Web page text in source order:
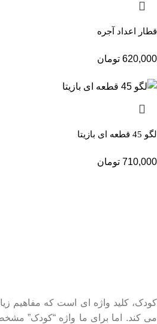
قطار اعداد آجره
620,000 تومان
لگو 45 قطعه ای بازیتا
710,000 تومان
کودک، کلید واژه ای است که مفاهیم
می کند. اما برای ما واژه “کودک”